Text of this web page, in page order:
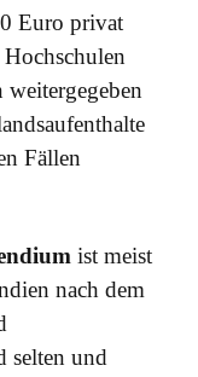
Euro privat
Fällen
ist meist
nach dem
selten und